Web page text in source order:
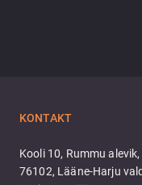
KONTAKT
Kooli 10, Rummu alevik,
76102, Lääne-Harju